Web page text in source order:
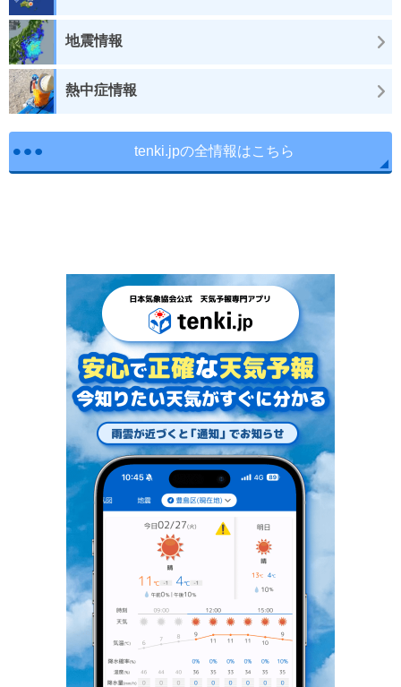
地震情報
熱中症情報
tenki.jpの全情報はこちら